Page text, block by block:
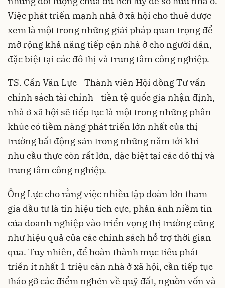
Việc phát triển mạnh nhà ở xã hội cho thuê được
xem là một trong những giải pháp quan trọng để
mở rộng khả năng tiếp cận nhà ở cho người dân,
đặc biệt tại các đô thị và trung tâm công nghiệp.
TS. Cấn Văn Lực - Thành viên Hội đồng Tư vấn
chính sách tài chính - tiền tệ quốc gia nhận định,
nhà ở xã hội sẽ tiếp tục là một trong những phân
khúc có tiềm năng phát triển lớn nhất của thị
trường bất động sản trong những năm tới khi
nhu cầu thực còn rất lớn, đặc biệt tại các đô thị và
trung tâm công nghiệp.
Ông Lực cho rằng việc nhiều tập đoàn lớn tham
gia đầu tư là tín hiệu tích cực, phản ánh niềm tin
của doanh nghiệp vào triển vọng thị trường cũng
như hiệu quả của các chính sách hỗ trợ thời gian
qua. Tuy nhiên, để hoàn thành mục tiêu phát
triển ít nhất 1 triệu căn nhà ở xã hội, cần tiếp tục
tháo gỡ các điểm nghẽn về quỹ đất, nguồn vốn và